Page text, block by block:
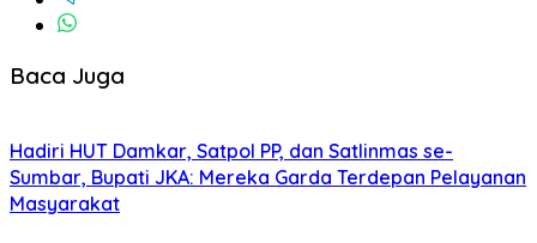
Baca Juga
Hadiri HUT Damkar, Satpol PP, dan Satlinmas se-
Sumbar, Bupati JKA: Mereka Garda Terdepan Pelayanan
Masyarakat